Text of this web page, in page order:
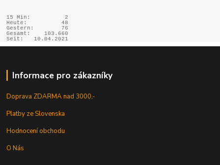
15 Min:
2
Heute:
48
Gestern:
76
Gesamt:
103.660
Seit:
10.04.2021
Informace pro zákazníky
Doprava ZDARMA nad 3000,-
Platby ze Slovenska
Hodnocení obchodu
O Nás